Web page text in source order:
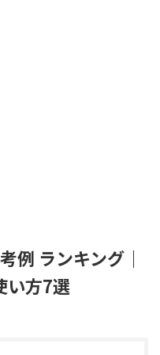
例 ランキング｜
い方7選